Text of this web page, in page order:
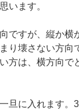
います。
ですが、縦か横
り壊さない方向
方は、横方向で
旦に入れます。